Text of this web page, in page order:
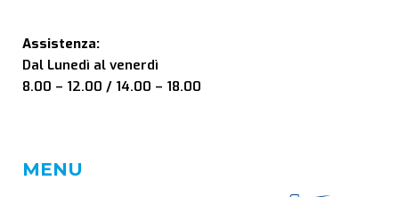
Assistenza:
Dal Lunedì al venerdì
8.00 – 12.00 / 14.00 – 18.00
MENU